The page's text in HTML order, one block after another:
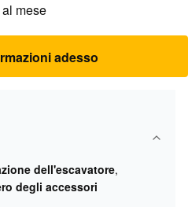
mese
adesso
dell'escavatore,
degli accessori